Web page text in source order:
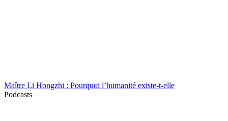
Maître Li Hongzhi : Pourquoi l’humanité existe-t-elle
Podcasts